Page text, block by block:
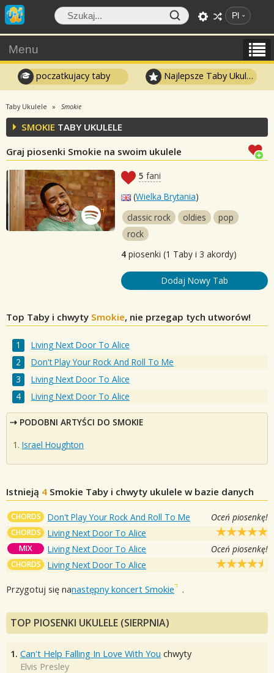
Pl
Menu
poczatkujacy taby Najlepsze Taby Ukulele
Taby Ukulele Smokie
SMOKIE TABY UKULELE
Graj piosenki Smokie na swoim ukulele
5 fani
(Wielka Brytania)
classic rock
oldies
pop
rock
4 piosenki (1 Taby i 3 akordy)
Dodaj Nowy Tab
Top Taby i chwyty Smokie, nie przegap tych utworów!
Living Next Door To Alice
Don't Play Your Rock And Roll To Me
Living Next Door To Alice
Living Next Door To Alice
PODOBNI ARTYŚCI DO SMOKIE
Israel Houghton
Istnieją 4 Smokie Taby i chwyty ukulele w bazie danych
CHORDS Don't Play Your Rock And Roll To Me Oceń piosenkę!
CHORDS Living Next Door To Alice
MIX Living Next Door To Alice Oceń piosenkę!
CHORDS Living Next Door To Alice
Przygotuj się nanastępny koncert Smokie .
TOP PIOSENKI UKULELE (SIERPNIA)
1. Can't Help Falling In Love With You chwyty
Elvis Presley